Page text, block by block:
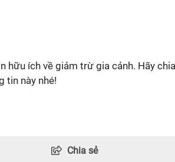
hữu ích về giảm trừ gia cảnh. Hãy
tin này nhé!
Chia sẻ